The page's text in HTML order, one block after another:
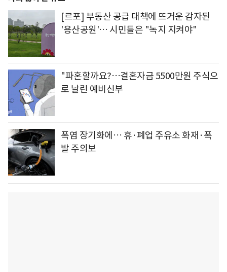
[르포] 부동산 공급 대책에 뜨거운 감자된
'용산공원'… 시민들은 "녹지 지켜야"
"파혼할까요?…결혼자금 5500만원 주식으
로 날린 예비신부
폭염 장기화에… 휴·폐업 주유소 화재·폭
발 주의보